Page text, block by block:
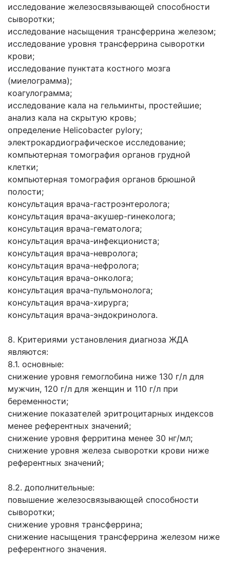
исследование железосвязывающей способности
сыворотки;
исследование насыщения трансферрина железом;
исследование уровня трансферрина сыворотки
крови;
исследование пунктата костного мозга
(миелограмма);
коагулограмма;
исследование кала на гельминты, простейшие;
анализ кала на скрытую кровь;
определение Helicobacter pylory;
электрокардиографическое исследование;
компьютерная томография органов грудной
клетки;
компьютерная томография органов брюшной
полости;
консультация врача-гастроэнтеролога;
консультация врача-акушер-гинеколога;
консультация врача-гематолога;
консультация врача-инфекциониста;
консультация врача-невролога;
консультация врача-нефролога;
консультация врача-онколога;
консультация врача-пульмонолога;
консультация врача-хирурга;
консультация врача-эндокринолога.
8. Критериями установления диагноза ЖДА
являются:
8.1. основные:
снижение уровня гемоглобина ниже 130 г/л для
мужчин, 120 г/л для женщин и 110 г/л при
беременности;
снижение показателей эритроцитарных индексов
менее референтных значений;
снижение уровня ферритина менее 30 нг/мл;
снижение уровня железа сыворотки крови ниже
референтных значений;
8.2. дополнительные:
повышение железосвязывающей способности
сыворотки;
снижение уровня трансферрина;
снижение насыщения трансферрина железом ниже
референтного значения.